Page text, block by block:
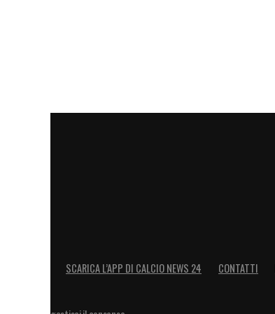
SCARICA L’APP DI CALCIO NEWS 24 CONTATTI